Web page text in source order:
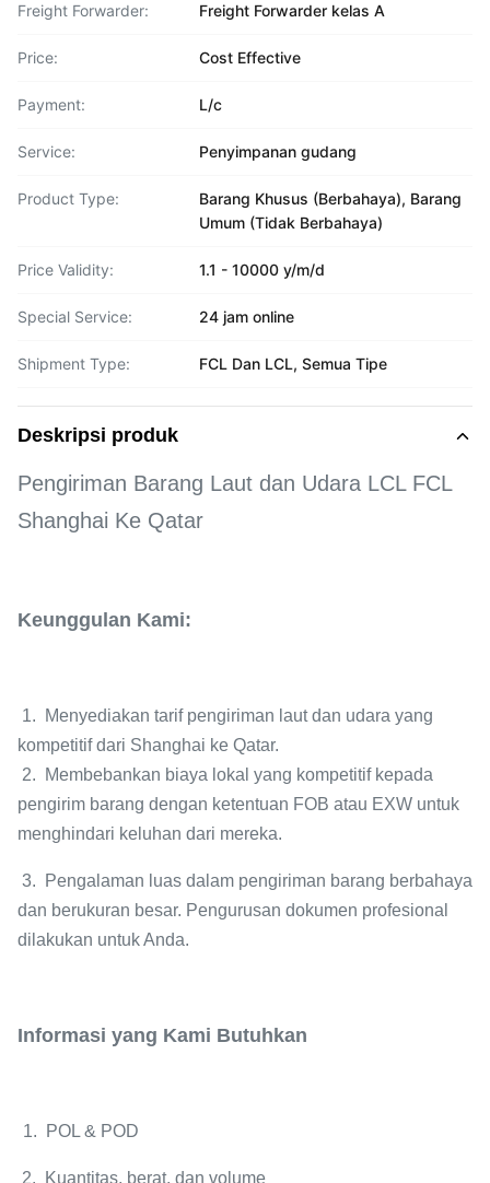
Freight Forwarder: Freight Forwarder kelas A
Price: Cost Effective
Payment: L/c
Service: Penyimpanan gudang
Product Type:
Barang Khusus (Berbahaya), Barang
Umum (Tidak Berbahaya)
Price Validity: 1.1 - 10000 y/m/d
Special Service: 24 jam online
Shipment Type: FCL Dan LCL, Semua Tipe
Deskripsi produk
Pengiriman Barang Laut dan Udara LCL FCL
Shanghai Ke Qatar
Keunggulan Kami:
1. Menyediakan tarif pengiriman laut dan udara yang
kompetitif dari Shanghai ke Qatar.
2. Membebankan biaya lokal yang kompetitif kepada
pengirim barang dengan ketentuan FOB atau EXW untuk
menghindari keluhan dari mereka.
3. Pengalaman luas dalam pengiriman barang berbahaya
dan berukuran besar. Pengurusan dokumen profesional
dilakukan untuk Anda.
Informasi yang Kami Butuhkan
1. POL & POD
2. Kuantitas, berat, dan volume